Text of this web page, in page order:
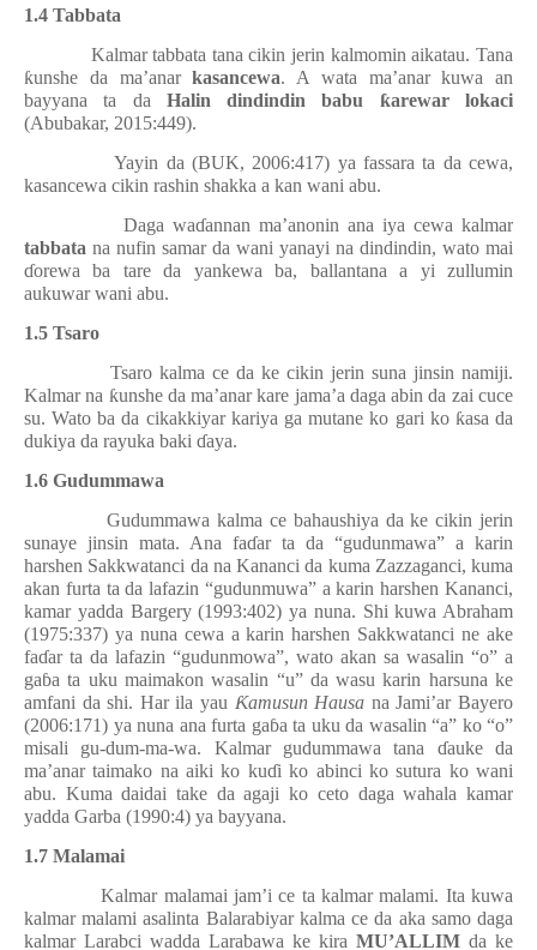
1.4 Tabbata
Kalmar tabbata tana cikin jerin kalmomin aikatau. Tana
ƙunshe da ma’anarkasancewa. A wata ma’anar kuwa an
bayyana ta da Halin dindindin babu ƙarewar lokaci
(Abubakar, 2015:449).
Yayin da (BUK, 2006:417) ya fassara ta da cewa,
kasancewa cikin rashin shakka a kan wani abu.
Daga waɗannan ma’anonin ana iya cewa kalmar
tabbata na nufin samar da wani yanayi na dindindin, wato mai
ɗorewa ba tare da yankewa ba, ballantana a yi zullumin
aukuwar wani abu.
1.5 Tsaro
Tsaro kalma ce da ke cikin jerin suna jinsin namiji.
Kalmar na ƙunshe da ma’anar kare jama’a daga abin da zai cuce
su. Wato ba da cikakkiyar kariya ga mutane ko gari ko ƙasa da
dukiya da rayuka baki ɗaya.
1.6 Gudummawa
Gudummawa kalma ce bahaushiya da ke cikin jerin
sunaye jinsin mata. Ana faɗar ta da “gudunmawa” a karin
harshen Sakkwatanci da na Kananci da kuma Zazzaganci, kuma
akan furta ta da lafazin “gudunmuwa” a karin harshen Kananci,
kamar yadda Bargery (1993:402) ya nuna. Shi kuwa Abraham
(1975:337) ya nuna cewa a karin harshen Sakkwatanci ne ake
faɗar ta da lafazin “gudunmowa”, wato akan sa wasalin “o” a
gaɓa ta uku maimakon wasalin “u” da wasu karin harsuna ke
amfani da shi. Har ila yau Ƙamusun Hausa na Jami’ar Bayero
(2006:171) ya nuna ana furta gaɓa ta uku da wasalin “a” ko “o”
misali gu-dum-ma-wa. Kalmar gudummawa tana ɗauke da
ma’anar taimako na aiki ko kuɗi ko abinci ko sutura ko wani
abu. Kuma daidai take da agaji ko ceto daga wahala kamar
yadda Garba (1990:4) ya bayyana.
1.7 Malamai
Kalmar malamai jam’i ce ta kalmar malami. Ita kuwa
kalmar malami asalinta Balarabiyar kalma ce da aka samo daga
kalmar Larabci wadda Larabawa ke kira MU’ALLIM da ke